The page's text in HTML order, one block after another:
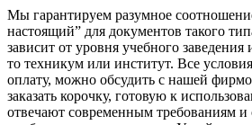
Мы гарантируем разумное
настоящий” для документов такого
зависит от уровня учебного заведения
то техникум или институт. Все
оплату, можно обсудить с нашей
заказать корочку, готовую к
отвечают современным требованиям и